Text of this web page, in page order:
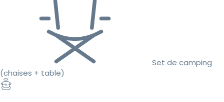
Set de camping
(chaises + table)